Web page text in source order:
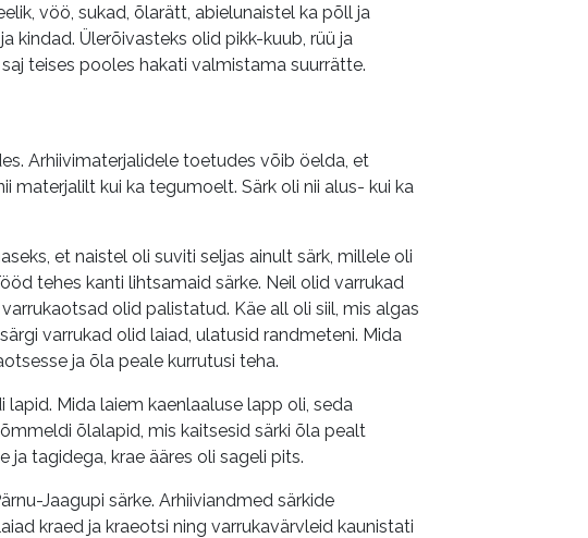
vöö, sukad, õlarätt, abielunaistel ka põll ja
kindad. Ülerõivasteks olid pikk-kuub, rüü ja
saj teises pooles hakati valmistama suurrätte.
Arhiivimaterjalidele toetudes võib öelda, et
materjalilt kui ka tegumoelt. Särk oli nii alus- kui ka
et naistel oli suviti seljas ainult särk, millele oli
tehes kanti lihtsamaid särke. Neil olid varrukad
olid palistatud. Käe all oli siil, mis algas
varrukad olid laiad, ulatusid randmeteni. Mida
ja õla peale kurrutusi teha.
Mida laiem kaenlaaluse lapp oli, seda
õlalapid, mis kaitsesid särki õla pealt
ja tagidega, krae ääres oli sageli pits.
Jaagupi särke. Arhiiviandmed särkide
kraed ja kraeotsi ning varrukavärvleid kaunistati